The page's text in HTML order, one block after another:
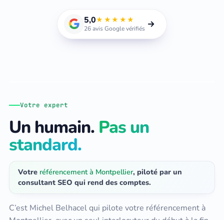
5,0★★★★★
26 avis Google vérifiés
Votre expert
Un humain. Pas un
standard.
Votre référencement à Montpellier, piloté par un
consultant SEO qui rend des comptes.
C’est Michel Belhacel qui pilote votre référencement à